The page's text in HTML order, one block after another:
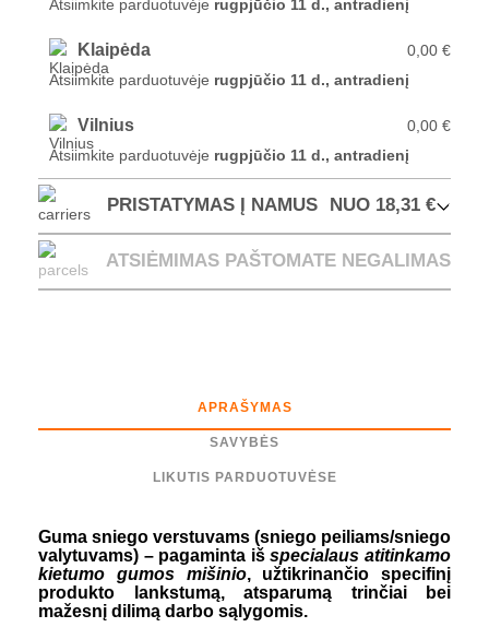
Atsiimkite parduotuvėje rugpjūčio 11 d., antradienį
Klaipėda
0,00 €
Atsiimkite parduotuvėje rugpjūčio 11 d., antradienį
Vilnius
0,00 €
Atsiimkite parduotuvėje rugpjūčio 11 d., antradienį
PRISTATYMAS Į NAMUS NUO 18,31 €
ATSIĖMIMAS PAŠTOMATE NEGALIMAS
APRAŠYMAS
SAVYBĖS
LIKUTIS PARDUOTUVĖSE
Guma sniego verstuvams (sniego peiliams/sniego
valytuvams) – pagaminta išspecialaus atitinkamo
kietumo gumos mišinio, užtikrinančio specifinį
produkto lankstumą, atsparumą trinčiai bei
mažesnį dilimą darbo sąlygomis.